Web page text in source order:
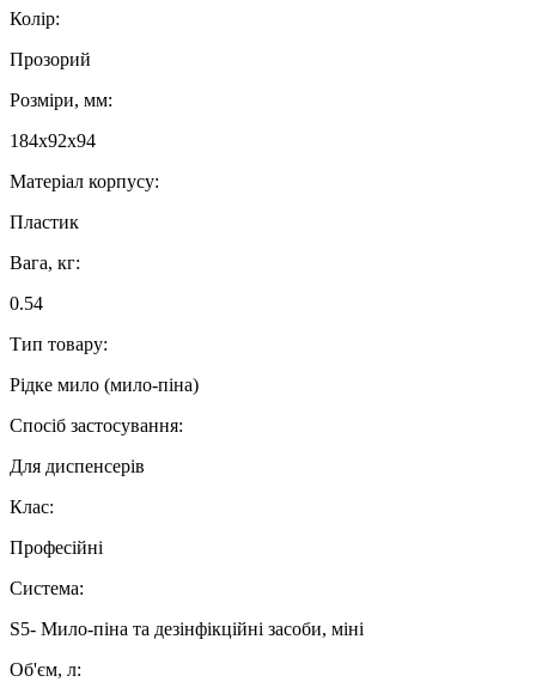
Колір:
Прозорий
Розміри, мм:
184х92х94
Матеріал корпусу:
Пластик
Вага, кг:
0.54
Тип товару:
Рідке мило (мило-піна)
Спосіб застосування:
Для диспенсерів
Клас:
Професійні
Система:
S5- Мило-піна та дезінфікційні засоби, міні
Об'єм, л: